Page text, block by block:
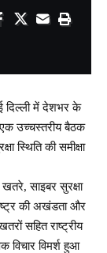
दिल्ली में देशभर के
उच्चस्तरीय बैठक
स्थिति की समीक्षा
साइबर सुरक्षा
की अखंडता और
सहित राष्ट्रीय
विचार विमर्श हुआ